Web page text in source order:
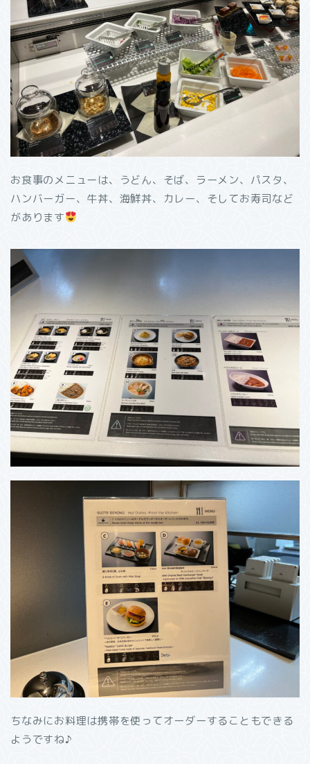
お食事のメニューは、うどん、そば、ラーメン、パスタ、
ハンバーガー、牛丼、海鮮丼、カレー、そしてお寿司など
があります
ちなみにお料理は携帯を使ってオーダーすることもできる
ようですね♪